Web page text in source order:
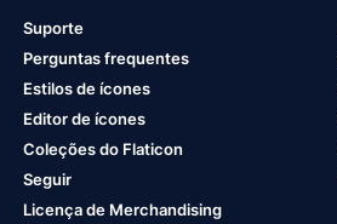
Suporte
Perguntas frequentes
Estilos de ícones
Editor de ícones
Coleções do Flaticon
Seguir
Licença de Merchandising